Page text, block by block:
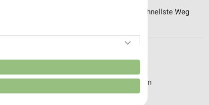
Pforzheim sortiert nach Entfernung. Der schnellste Weg
Städten
Sport 2000 in Schapen